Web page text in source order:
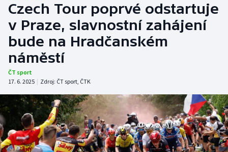
Cyklistika
DALŠÍ SPORTY
Americký fotbal
Baseball a softbal
Basketbal
Biatlon
NEPŘEHLÉDNĚTE
Soutěže
Historické návraty
Aplikace ČT sport
Czech Tour poprvé odstartuje
v Praze, slavnostní zahájení
bude na Hradčanském
náměstí
ČT sport
17. 6. 2025 | Zdroj: ČT sport, ČTK